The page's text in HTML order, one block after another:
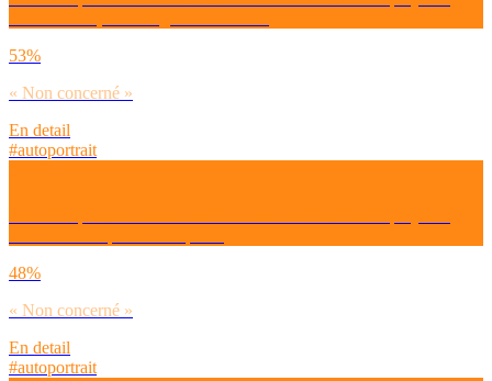
53%
« Non concerné »
En detail
#autoportrait
48%
« Non concerné »
En detail
#autoportrait